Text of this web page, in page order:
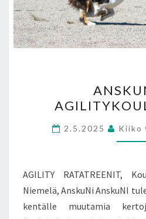
2.5.2025 Kiiko
AGILITY RATATREENIT,
Niemelä, AnskuNi AnskuNI
kentälle muutamia